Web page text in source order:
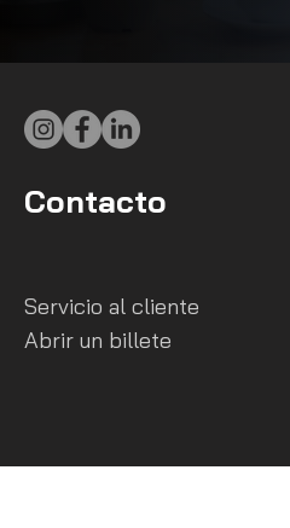
Contacto
Servicio al cliente
Abrir un billete